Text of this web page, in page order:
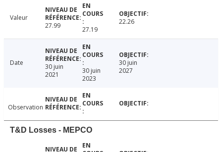
Valeur
27.99
27.19
22.26
Date
30 juin
2021
30 juin
2023
30 juin
2027
Observation
T&D Losses - MEPCO